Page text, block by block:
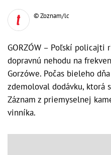
© Zoznam/lc
GORZÓW – Poľskí policajti
dopravnú nehodu na
Gorzówe. Počas bieleho
zdemoloval dodávku, ktorá
Záznam z priemyselnej
vinníka.